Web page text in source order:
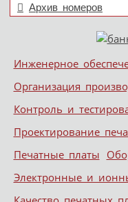
Архив номеров
Меню
Skip to content
Инженерное
Организация
Контроль и
Проектирование
Печатные платы
Электронные и